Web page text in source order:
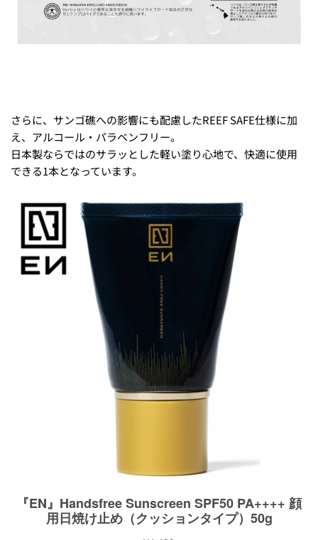
さらに、サンゴ礁への影響にも配慮したREEF SAFE仕様に加
え、アルコール・パラベンフリー。
日本製ならではのサラッとした軽い塗り心地で、快適に使用
できる1本となっています。